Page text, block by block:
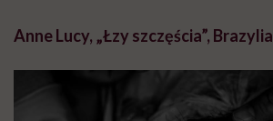
Anne Lucy, „Łzy szczęścia”, Brazylia